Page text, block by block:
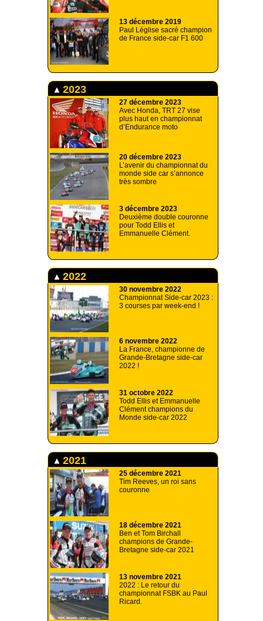
13 décembre 2019
Paul Léglise sacré champion
de France side-car F1 600
2023
27 décembre 2023
Avec Honda, TRT 27 vise
plus haut en championnat
d’Endurance moto
20 décembre 2023
L’avenir du championnat du
monde side car s’annonce
très sombre
3 décembre 2023
Deuxième double couronne
pour Todd Ellis et
Emmanuelle Clément.
2022
30 novembre 2022
Championnat Side-car 2023 :
3 courses par week-end !
6 novembre 2022
La France, championne de
Grande-Bretagne side-car
2022 !
31 octobre 2022
Todd Ellis et Emmanuelle
Clément champions du
Monde side-car 2022
2021
25 décembre 2021
Tim Reeves, un roi sans
couronne
18 décembre 2021
Ben et Tom Birchall
champions de Grande-
Bretagne side-car 2021
13 novembre 2021
2022 : Le retour du
championnat FSBK au Paul
Ricard.